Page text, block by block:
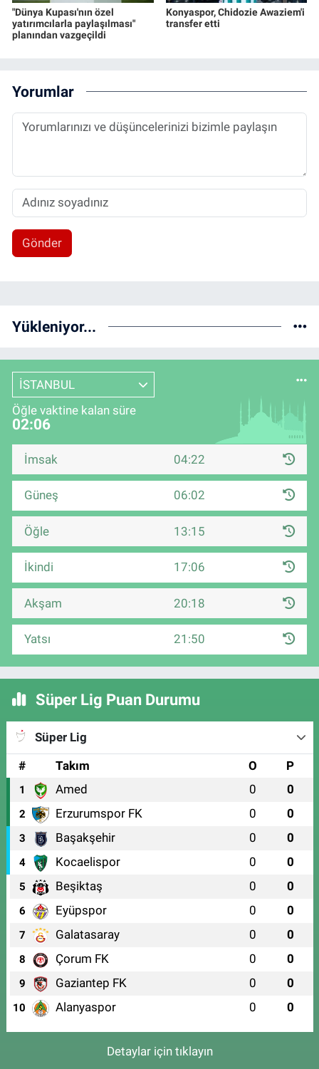
"Dünya Kupası'nın özel
yatırımcılarla paylaşılması"
planından vazgeçildi
Konyaspor, Chidozie Awaziem'i
transfer etti
Yorumlar
Gönder
Yükleniyor...
İSTANBUL
Öğle vaktine kalan süre
02:05
İmsak 04:22
Güneş 06:02
Öğle 13:15
İkindi 17:06
Akşam 20:18
Yatsı 21:50
Süper Lig Puan Durumu
Süper Lig
#
Takım O P
1 Amed 0 0
2 Erzurumspor FK 0 0
3 Başakşehir 0 0
4 Kocaelispor 0 0
5 Beşiktaş 0 0
6 Eyüpspor 0 0
7 Galatasaray 0 0
8 Çorum FK 0 0
9 Gaziantep FK 0 0
10 Alanyaspor 0 0
Detaylar için tıklayın